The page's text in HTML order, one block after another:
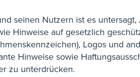
seinen Nutzern ist es untersagt,
Hinweise auf gesetzlich
Logos und
Hinweise sowie
zu unterdrücken.